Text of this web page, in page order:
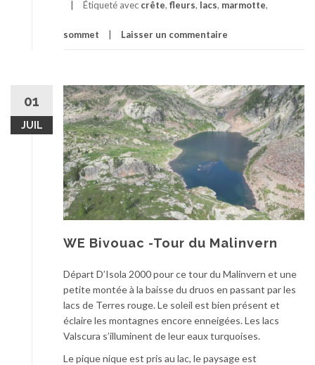
Étiqueté avec crête, fleurs, lacs, marmotte,
sommet Laisser un commentaire
01
JUIL
WE Bivouac -Tour du Malinvern
Départ D’Isola 2000 pour ce tour du Malinvern et une
petite montée à la baisse du druos en passant par les
lacs de Terres rouge. Le soleil est bien présent et
éclaire les montagnes encore enneigées. Les lacs
Valscura s’illuminent de leur eaux turquoises.
Le pique nique est pris au lac, le paysage est